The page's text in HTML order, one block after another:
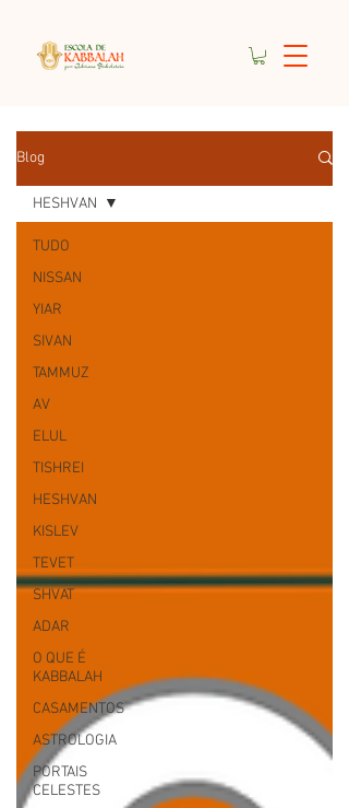
Blog
TUDO
NISSAN
YIAR
SIVAN
TAMMUZ
AV
ELUL
TISHREI
HESHVAN
KISLEV
TEVET
SHVAT
ADAR
O QUE É
KABBALAH
CASAMENTOS
ASTROLOGIA
PORTAIS
CELESTES
HESHVAN